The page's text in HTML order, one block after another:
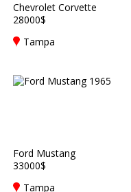
Chevrolet Corvette
28000$
Tampa
Ford Mustang
33000$
Tampa